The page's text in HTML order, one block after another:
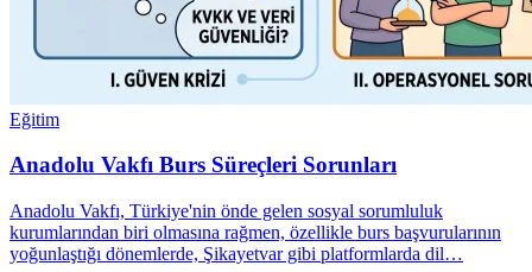
Eğitim
Anadolu Vakfı Burs Süreçleri Sorunları
Anadolu Vakfı, Türkiye'nin önde gelen sosyal sorumluluk
kurumlarından biri olmasına rağmen, özellikle burs başvurularının
yoğunlaştığı dönemlerde, Şikayetvar gibi platformlarda dil…